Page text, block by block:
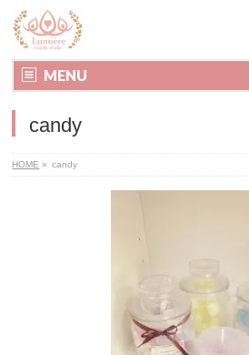
MENU
candy
HOME » candy